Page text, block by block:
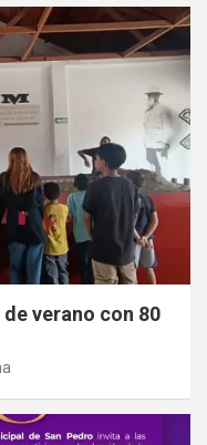
verano con 80